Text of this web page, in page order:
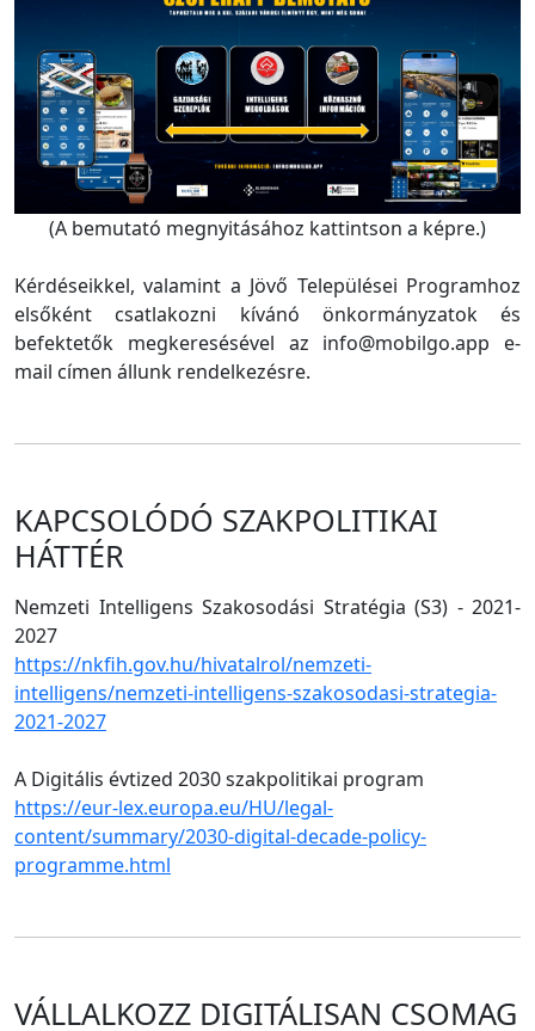
(A bemutató megnyitásához kattintson a képre.)
Kérdéseikkel, valamint a Jövő Települései Programhoz
elsőként csatlakozni kívánó önkormányzatok és
befektetők megkeresésével az info@mobilgo.app e-
mail címen állunk rendelkezésre.
KAPCSOLÓDÓ SZAKPOLITIKAI
HÁTTÉR
Nemzeti Intelligens Szakosodási Stratégia (S3) - 2021-
2027
https://nkfih.gov.hu/hivatalrol/nemzeti-
intelligens/nemzeti-intelligens-szakosodasi-strategia-
2021-2027
A Digitális évtized 2030 szakpolitikai program
https://eur-lex.europa.eu/HU/legal-
content/summary/2030-digital-decade-policy-
programme.html
VÁLLALKOZZ DIGITÁLISAN CSOMAG